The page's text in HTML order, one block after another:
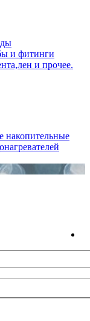
и фитинги
и прочее.
накопительные